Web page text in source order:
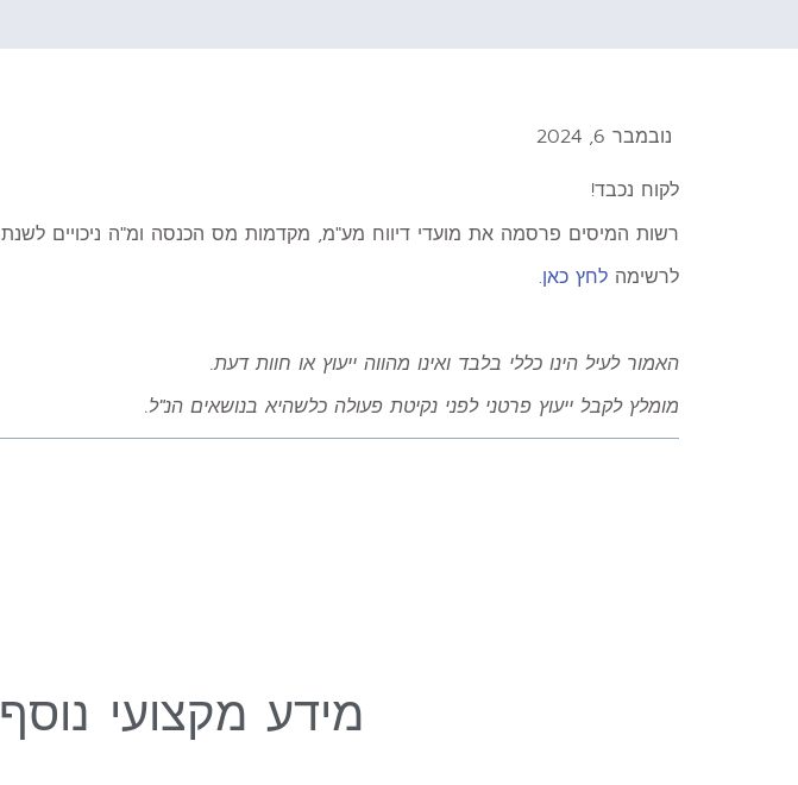
נובמבר 6, 2024
לקוח נכבד!
רשות המיסים פרסמה את מועדי דיווח מע"מ, מקדמות מס הכנסה ומ"ה ניכויים לשנת 2025.
לרשימה לחץ כאן.
האמור לעיל הינו כללי בלבד ואינו מהווה ייעוץ או חוות דעת.
מומלץ לקבל ייעוץ פרטני לפני נקיטת פעולה כלשהיא בנושאים הנ"ל.
מידע מקצועי